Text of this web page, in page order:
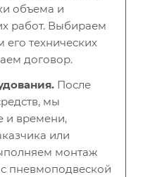
объема и
работ. Выбираем
его технических
договор.
После
мы
и времени,
или
монтаж
пневмоподвеской